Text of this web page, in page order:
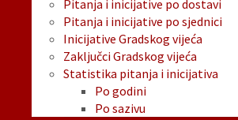
Pitanja i inicijative po dostavi
Pitanja i inicijative po sjednici
Inicijative Gradskog vijeća
Zaključci Gradskog vijeća
Statistika pitanja i inicijativa
Po godini
Po sazivu